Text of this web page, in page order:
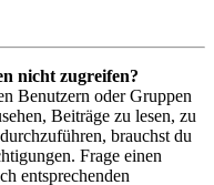
nicht zugreifen?
Benutzern oder Gruppen
Beiträge zu lesen, zu
brauchst du
Frage einen
entsprechenden